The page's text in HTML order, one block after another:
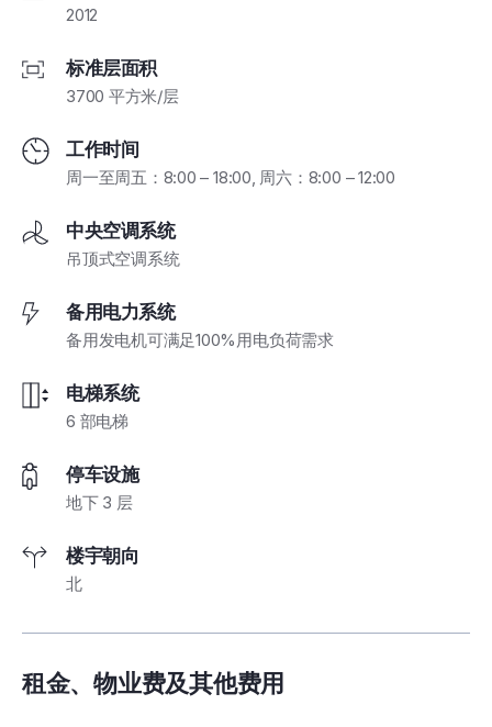
2012
标准层面积
3700 平方米/层
工作时间
周一至周五：8:00 – 18:00, 周六：8:00 – 12:00
中央空调系统
吊顶式空调系统
备用电力系统
备用发电机可满足100%用电负荷需求
电梯系统
6 部电梯
停车设施
地下 3 层
楼宇朝向
北
租金、物业费及其他费用